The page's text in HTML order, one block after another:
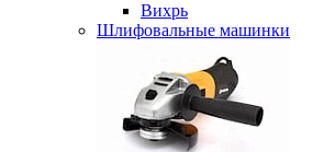
Вихрь
Шлифовальные машинки